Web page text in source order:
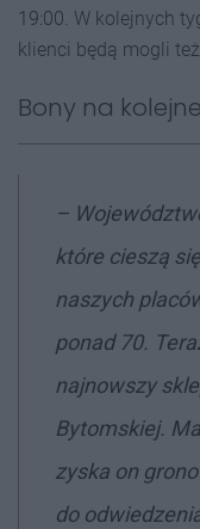
19:00. W kolejnych
klienci będą mogli
Bony na
–
które cieszą
naszych
ponad 70.
najnowszy
Bytomskiej.
zyska on
do